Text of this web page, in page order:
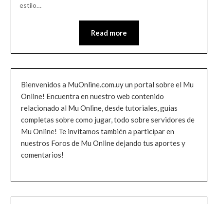
estilo…
Read more
Bienvenidos a MuOnline.com.uy un portal sobre el Mu
Online! Encuentra en nuestro web contenido
relacionado al Mu Online, desde tutoriales, guias
completas sobre como jugar, todo sobre servidores de
Mu Online! Te invitamos también a participar en
nuestros Foros de Mu Online dejando tus aportes y
comentarios!